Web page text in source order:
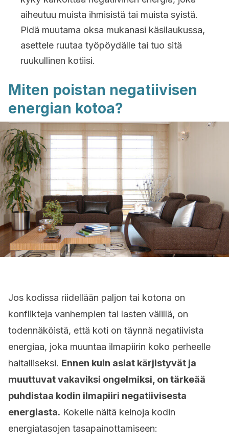
aiheutuu muista ihmisistä tai muista syistä.
Pidä muutama oksa mukanasi käsilaukussa,
asettele ruutaa työpöydälle tai tuo sitä
ruukullinen kotiisi.
Miten poistan negatiivisen
energian kotoa?
Jos kodissa riidellään paljon tai kotona on
konflikteja vanhempien tai lasten välillä, on
todennäköistä, että koti on täynnä negatiivista
energiaa, joka muuntaa ilmapiirin koko perheelle
haitalliseksi. Ennen kuin asiat kärjistyvät ja
muuttuvat vakaviksi ongelmiksi, on tärkeää
puhdistaa kodin ilmapiiri negatiivisesta
energiasta. Kokeile näitä keinoja kodin
energiatasojen tasapainottamiseen: